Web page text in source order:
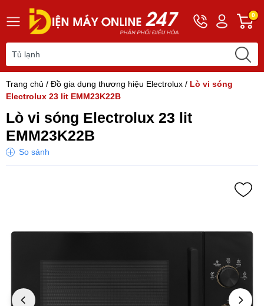
Hotline
0243
Tài
khoản
Khách
0
Trang chủ / Đồ gia dụng thương hiệu Electrolux / Lò vi sóng
Electrolux 23 lit EMM23K22B
Lò vi sóng Electrolux 23 lit
EMM23K22B
So sánh